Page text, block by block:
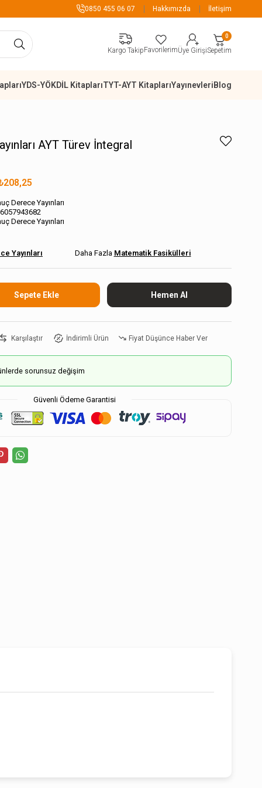
899 TL Üzeri Alışverişlerde Kargo Ücretsiz
0850 455 06 07 Hakkımızda İletişim
Kargo TakipFavorilerimÜye GirişiSepetim
0
YDS-YÖKDİL KitaplarıTYT-AYT KitaplarıYayınevleriBlog
AYT Türev İntegral
Derece Yayınları
Derece Yayınları
Yayınları Matematik Fasikülleri
Karşılaştır İndirimli Ürün Fiyat Düşünce Haber Ver
sorunsuz değişim
Güvenli Ödeme Garantisi